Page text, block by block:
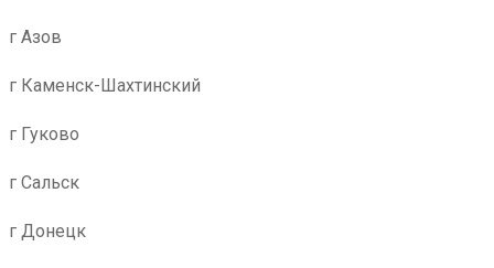
г Азов
г Каменск-Шахтинский
г Гуково
г Сальск
г Донецк